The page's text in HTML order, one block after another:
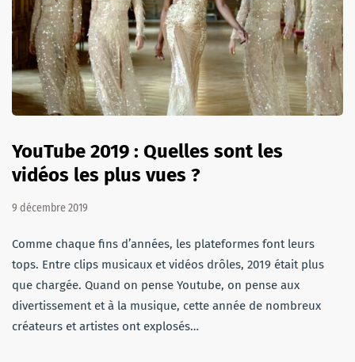
YouTube 2019 : Quelles sont les
vidéos les plus vues ?
9 décembre 2019
Comme chaque fins d’années, les plateformes font leurs
tops. Entre clips musicaux et vidéos drôles, 2019 était plus
que chargée. Quand on pense Youtube, on pense aux
divertissement et à la musique, cette année de nombreux
créateurs et artistes ont explosés…